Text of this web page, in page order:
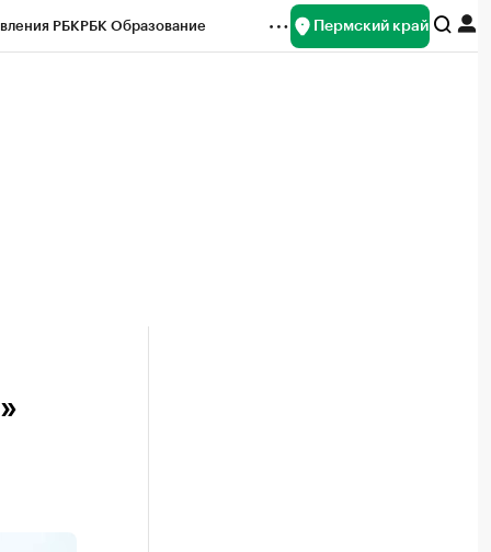
РБКРБК Образование Пермский край